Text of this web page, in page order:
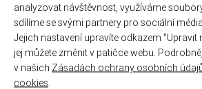
analyzovat návštěvnost, využíváme
sdílíme se svými partnery pro sociální
Jejich nastavení upravíte odkazem "Upravit
jej můžete změnit v patičce webu.
v našich Zásadách ochrany osobních
cookies